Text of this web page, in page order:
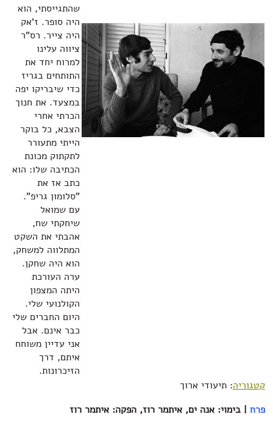
שהתגייסתי, הוא
היה סופר. ז'אק
היה צייר. רס"ר
ציווה עלינו
למרוח יחד את
התותחים בגריז
כדי שיבריקו יפה
במצעד. את חנוך
הכרתי אחרי
הצבא, כל בוקר
הייתי מתעורר
לתקתוק מכונת
הכתיבה שלו: הוא
כתב אז את
"סלומון גריפ".
עם שמואל
שיחקתי שח,
אהבתי את השקט
המתלווה למשחק,
הוא היה שחקן.
ערה העורכת
היתה המצפון
הקולנועי שלי.
היום החברים שלי
כבר אינם. אבל
אני עדיין משוחח
איתם, דרך
הזיכרונות.
קטגוריה: תיעודי ארוך
פרח | בימוי: אנה ים, איתמר רוז, הפקה: איתמר רוז